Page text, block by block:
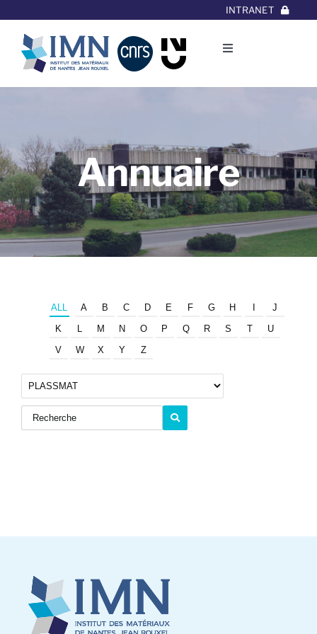
au
contenu
INTRANET
Toggle
L’Institut
Equipes
Projets/Collaborations
Annuaire
ALL A B C D E F G H
J
K
L M N O P Q R S T
U
V
W X Y Z